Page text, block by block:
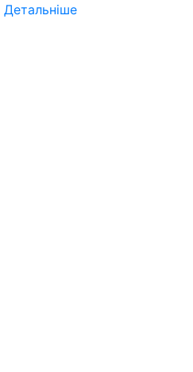
Детальніше